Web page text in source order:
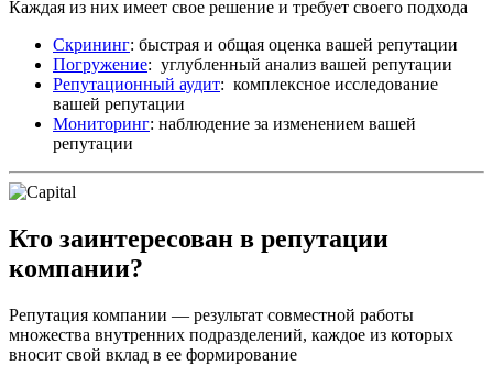
Каждая из них имеет свое решение и требует своего подхода
Скрининг: быстрая и общая оценка вашей репутации
Погружение: углубленный анализ вашей репутации
Репутационный аудит: комплексное исследование
вашей репутации
Мониторинг: наблюдение за изменением вашей
репутации
Кто заинтересован в репутации
компании?
Репутация компании — результат совместной работы
множества внутренних подразделений, каждое из которых
вносит свой вклад в ее формирование